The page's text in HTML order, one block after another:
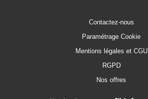
Contactez-nous
Paramétrage Cookie
Mentions légales et CGU
RGPD
Nos offres